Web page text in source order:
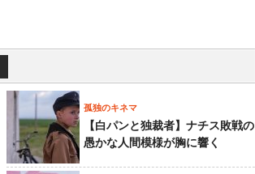
孤独のキネマ
【白パンと独裁者】ナチス敗戦の
愚かな人間模様が胸に響く